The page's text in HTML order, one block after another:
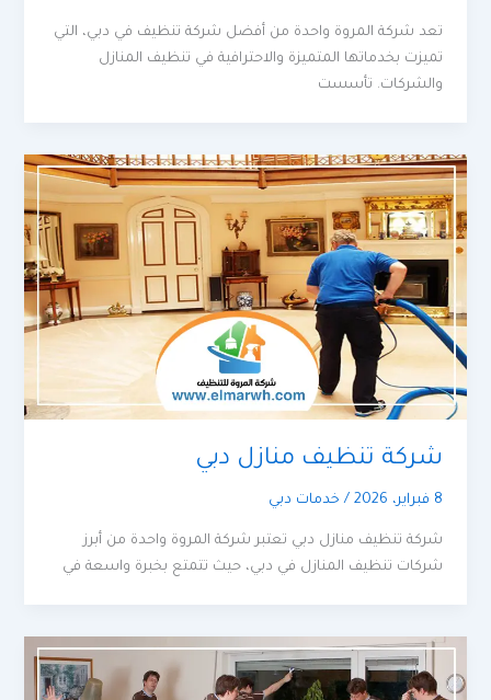
تعد شركة المروة واحدة من أفضل شركة تنظيف في دبي، التي
تميزت بخدماتها المتميزة والاحترافية في تنظيف المنازل
والشركات. تأسست
شركة تنظيف منازل دبي
8 فبراير، 2026 / خدمات دبي
شركة تنظيف منازل دبي تعتبر شركة المروة واحدة من أبرز
شركات تنظيف المنازل في دبي، حيث تتمتع بخبرة واسعة في